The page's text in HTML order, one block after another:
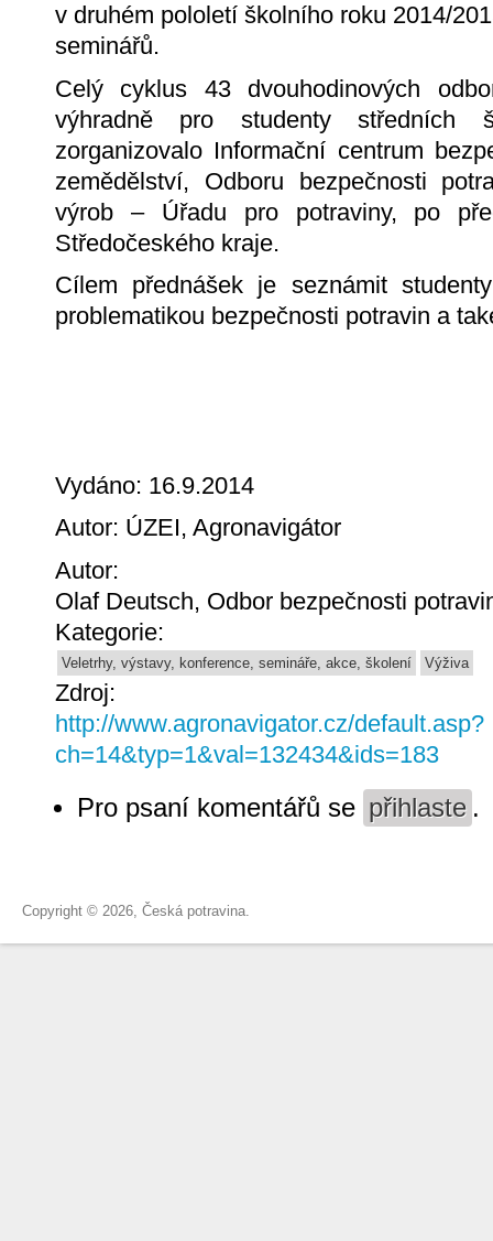
v druhém pololetí školního roku 2014/
seminářů.
Celý cyklus 43 dvouhodinových
výhradně pro studenty středních
zorganizovalo Informační centrum
zemědělství, Odboru bezpečnosti
výrob – Úřadu pro potraviny, po
Středočeského kraje.
Cílem přednášek je seznámit
problematikou bezpečnosti potravin a
Vydáno: 16.9.2014
Autor: ÚZEI, Agronavigátor
Autor:
Olaf Deutsch, Odbor bezpečnosti
Kategorie:
Veletrhy, výstavy, konference, semináře, akce, školení Výživa
Zdroj:
http://www.agronavigator.cz/default.asp?
ch=14&typ=1&val=132434&ids=183
Pro psaní komentářů se přihlaste .
Copyright © 2026, Česká potravina.